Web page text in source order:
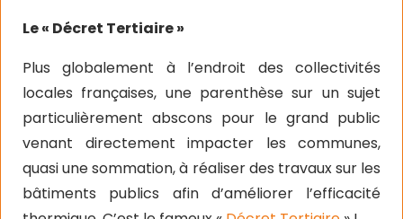
Le « Décret Tertiaire »
Plus globalement à l’endroit des collectivités
locales françaises, une parenthèse sur un sujet
particulièrement abscons pour le grand public
venant directement impacter les communes,
quasi une sommation, à réaliser des travaux sur les
bâtiments publics afin d’améliorer l’efficacité